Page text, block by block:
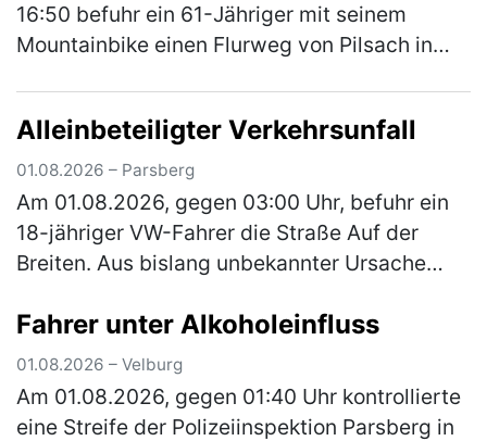
16:50 befuhr ein 61-Jähriger mit seinem
Mountainbike einen Flurweg von Pilsach in
(mehr)
Alleinbeteiligter Verkehrsunfall
01.08.2026 – Parsberg
Am 01.08.2026, gegen 03:00 Uhr, befuhr ein
18-jähriger VW-Fahrer die Straße Auf der
Breiten. Aus bislang unbekannter Ursache
einem geparkten Pkw zusammen. Das …
(mehr)
Fahrer unter Alkoholeinfluss
01.08.2026 – Velburg
Am 01.08.2026, gegen 01:40 Uhr kontrollierte
eine Streife der Polizeiinspektion Parsberg in